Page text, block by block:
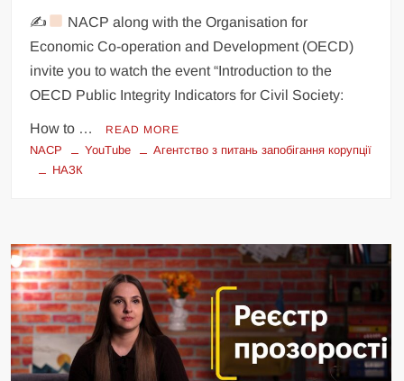
✍
NACP along with the Organisation for
Economic Co-operation and Development (OECD)
invite you to watch the event “Introduction to the
OECD Public Integrity Indicators for Civil Society:
How to … READ MORE
NACP YouTube
Агентство з питань запобігання корупції
НАЗК